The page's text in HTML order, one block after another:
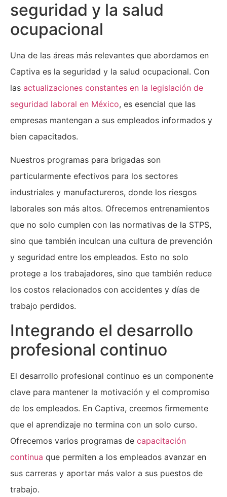
seguridad y la salud
ocupacional
Una de las áreas más relevantes que abordamos en
Captiva es la seguridad y la salud ocupacional. Con
las actualizaciones constantes en la legislación de
seguridad laboral en México, es esencial que las
empresas mantengan a sus empleados informados y
bien capacitados.
Nuestros programas para brigadas son
particularmente efectivos para los sectores
industriales y manufactureros, donde los riesgos
laborales son más altos. Ofrecemos entrenamientos
que no solo cumplen con las normativas de la STPS,
sino que también inculcan una cultura de prevención
y seguridad entre los empleados. Esto no solo
protege a los trabajadores, sino que también reduce
los costos relacionados con accidentes y días de
trabajo perdidos.
Integrando el desarrollo
profesional continuo
El desarrollo profesional continuo es un componente
clave para mantener la motivación y el compromiso
de los empleados. En Captiva, creemos firmemente
que el aprendizaje no termina con un solo curso.
Ofrecemos varios programas de capacitación
continua que permiten a los empleados avanzar en
sus carreras y aportar más valor a sus puestos de
trabajo.